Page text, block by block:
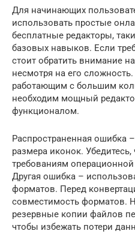
Для начинающих
использовать простые
бесплатные редакторы,
базовых навыков. Если
стоит обратить внимание
несмотря на его
работающим с большим
необходим мощный
функционалом.
Распространенная ошибка
размера иконок.
требованиям
Другая ошибка –
форматов. Перед
совместимость форматов.
резервные копии файлов
чтобы избежать потери